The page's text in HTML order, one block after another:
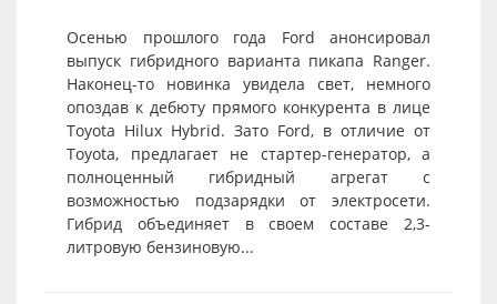
Осенью прошлого года Ford анонсировал
выпуск гибридного варианта пикапа Ranger.
Наконец-то новинка увидела свет, немного
опоздав к дебюту прямого конкурента в лице
Toyota Hilux Hybrid. Зато Ford, в отличие от
Toyota, предлагает не стартер-генератор, а
полноценный гибридный агрегат с
возможностью подзарядки от электросети.
Гибрид объединяет в своем составе 2,3-
литровую бензиновую...